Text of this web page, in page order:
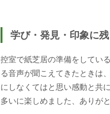
学び・発見・印象に
控室で紙芝居の準備をしてい
る音声が聞こえてきたときは
にしなくてはと思い感動と共
多いに楽しめました、ありが